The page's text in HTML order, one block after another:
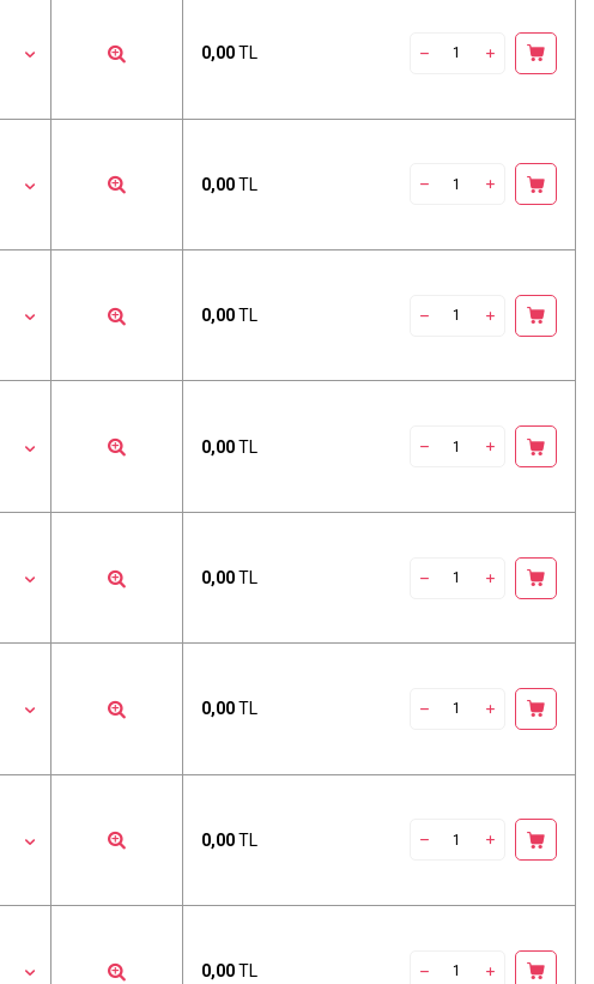
0,00TL
0,00TL
0,00TL
0,00TL
0,00TL
0,00TL
0,00TL
0,00TL